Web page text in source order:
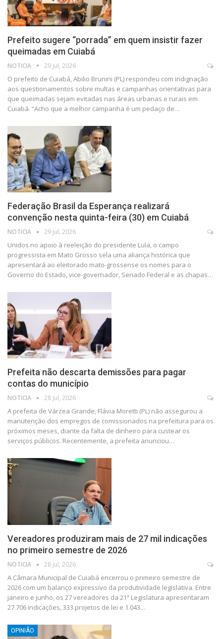
Prefeito sugere “porrada” em quem insistir fazer
queimadas em Cuiabá
NOTICIA 29 jul, 2026
O prefeito de Cuiabá, Abilio Brunini (PL) respondeu com indignação
aos questionamentos sobre multas e campanhas orientativas para
que queimadas sejam evitadas nas áreas urbanas e rurais em
Cuiabá. “Acho que a melhor campanha é um pedaço de…
Federação Brasil da Esperança realizará
convenção nesta quinta-feira (30) em Cuiabá
NOTICIA 29 jul, 2026
Unidos no apoio à reeleição do presidente Lula, o campo
progressista em Mato Grosso sela uma aliança histórica que
apresentará ao eleitorado mato-grossense os nomes para o
Governo do Estado, vice-governador, Senado Federal e as chapas…
Prefeita não descarta demissões para pagar
contas do município
NOTICIA 28 jul, 2026
A prefeita de Várzea Grande, Flávia Moretti (PL) não assegurou a
manutenção dos empregos de comissionados na prefeitura para os
próximos meses, diante da falta de dinheiro para custear os
serviços públicos. Recentemente, a prefeita anunciou…
Vereadores produziram mais de 27 mil indicações
no primeiro semestre de 2026
NOTICIA 28 jul, 2026
A Câmara Municipal de Cuiabá encerrou o primeiro semestre de
2026 com um balanço expressivo da produtividade legislativa. Entre
janeiro e junho, os 27 vereadores da 21ª Legislatura apresentaram
27.706 indicações, 333 projetos de lei e 1.043…
OPINIÃO